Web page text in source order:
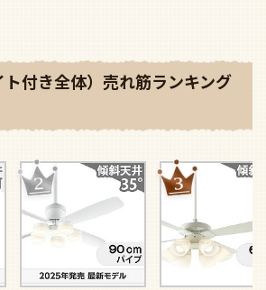
付き全体）売れ筋ランキング